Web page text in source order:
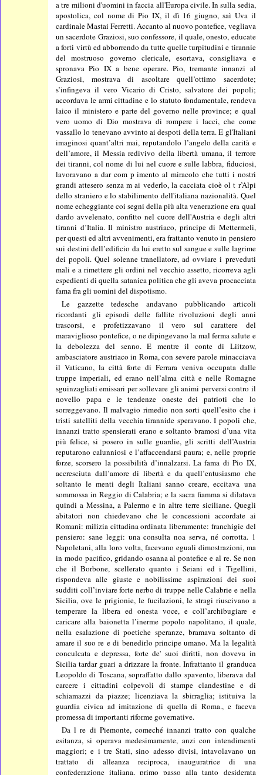
a tre milioni d'uomini in faccia all'Europa civile. In sulla sedia,
apostolica, col nome di Pio IX, il dì 16 giugno, saì Uva il
cardinale Mastai Ferretti. Accanto al nuovo pontefice, vegliava
un sacerdote Graziosi, suo confessore, il quale, onesto, educate
a forti virtù ed abborrendo da tutte quelle turpitudini e tirannie
del mostruoso governo clericale, esortava, consigliava e
spronava Pio IX a bene operare. Pio, tremante innanzi al
Graziosi, mostrava di ascoltare quell’ottimo sacerdote;
s’infingeva il vero Vicario di Cristo, salvatore dei popoli;
accordava le armi cittadine e lo statuto fondamentale, rendeva
laico il ministero e parte del governo nelle province; e qual
vero uomo di Dio mostrava di rompere i lacci, che come
vassallo lo tenevano avvinto ai despoti della terra. E gl'Italiani
imaginosi quant’altri mai, reputandolo l’angelo della carità e
dell’amore, il Messia redivivo della libertà umana, il terrore
dei tiranni, col nome di lui nel cuore e sulle labbra, fiduciosi,
lavoravano a dar com p imento al miracolo che tutti i nostri
grandi attesero senza m ai vederlo, la cacciata cioè ol t r’Alpi
dello straniero e lo stabilimento dell'italiana nazionalità. Quel
nome echeggiante coi segni della più alta venerazione era qual
dardo avvelenato, confitto nel cuore dell'Austria e degli altri
tiranni d’Italia. Il ministro austriaco, principe di Mettermeli,
per questi ed altri avvenimenti, era frattanto venuto in pensiero
sui destini dell’edificio da lui eretto sul sangue e sulle lagrime
dei popoli. Quel solenne tranellatore, ad ovviare i preveduti
mali e a rimettere gli ordini nel vecchio assetto, ricorreva agli
espedienti di quella satanica politica che gli aveva procacciata
fama fra gli uomini del dispotismo.
Le gazzette tedesche andavano pubblicando articoli
ricordanti gli episodi delle fallite rivoluzioni degli anni
trascorsi, e profetizzavano il vero sul carattere del
maraviglioso pontefice, o ne dipingevano la mal ferma salute e
la debolezza del senno. E mentre il conte di Liitzow,
ambasciatore austriaco in Roma, con severe parole minacciava
il Vaticano, la città forte di Ferrara veniva occupata dalle
truppe imperiali, ed erano nell’alma città e nelle Romagne
sguinzagliati emissari per sollevare gli animi perversi contro il
novello papa e le tendenze oneste dei patrioti che lo
sorreggevano. Il malvagio rimedio non sorti quell’esito che i
tristi satelliti della vecchia tirannide speravano. I popoli che,
innanzi tratto spensierati erano e soltanto bramosi d’una vita
più felice, si posero in sulle guardie, gli scritti dell’Austria
reputarono calunniosi e l’affaccendarsi paura; e, nelle proprie
forze, scorsero la possibilità d’innalzarsi. La fama di Pio IX,
accresciuta dall’amore di libertà e da quell’entusiasmo che
soltanto le menti degli Italiani sanno creare, eccitava una
sommossa in Reggio di Calabria; e la sacra fiamma si dilatava
quindi a Messina, a Palermo e in altre terre siciliane. Quegli
abitatori non chiedevano che le concessioni accordate ai
Romani: milizia cittadina ordinata liberamente: franchigie del
pensiero: sane leggi: una consulta noa serva, né corrotta. 1
Napoletani, alla loro volta, facevano eguali dimostrazioni, ma
in modo pacifico, gridando osanna al pontefice e al re. Se non
che il Borbone, scellerato quanto i Seiani ed i Tigellini,
rispondeva alle giuste e nobilissime aspirazioni dei suoi
sudditi coll’inviare forte nerbo di truppe nelle Calabrie e nella
Sicilia, ove le prigionie, le fucilazioni, le stragi riuscivano a
temperare la libera ed onesta voce, e coll’archibugiare e
caricare alla baionetta l’inerme popolo napolitano, il quale,
nella esalazione di poetiche speranze, bramava soltanto di
amare il suo re e di benedirlo principe umano. Ma la legalità
conculcata e depressa, forte de' suoi diritti, non doveva in
Sicilia tardar guari a drizzare la fronte. Infrattanto il granduca
Leopoldo di Toscana, sopraffatto dallo spavento, liberava dal
carcere i cittadini colpevoli di stampe clandestine e di
schiamazzi da piazze; licenziava la sbirraglia; istituiva la
guardia civica ad imitazione di quella di Roma., e faceva
promessa di importanti riforme governative.
Da l re di Piemonte, comeché innanzi tratto con qualche
esitanza, si operava medesimamente, anzi con intendimenti
maggiori; e i tre Stati, sino adesso divisi, intavolavano un
trattato di alleanza reciproca, inauguratrice di una
confederazione italiana, primo passo alla tanto desiderata